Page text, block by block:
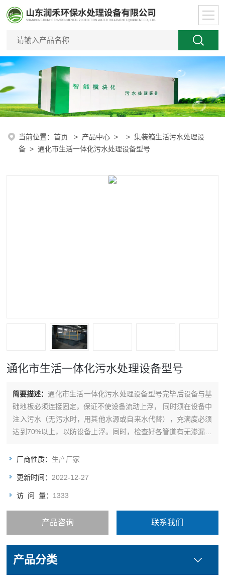
当前位置：首页 > 产品中心 > >集装箱生活污水处理设
备 > 通化市生活一体化污水处理设备型号
通化市生活一体化污水处理设备型号
简要描述：通化市生活一体化污水处理设备型号完毕后设备与基
础地板必须连接固定，保证不使设备流动上浮， 同时须在设备中
注入污水（无污水时，用其他水源或自来水代替），充满度必须
达到70%以上，以防设备上浮。同时，检查好各管道有无渗漏。
错位和倾斜。
厂商性质： 生产厂家
更新时间： 2022-12-27
访 问 量： 1333
产品咨询 联系我们
产品分类